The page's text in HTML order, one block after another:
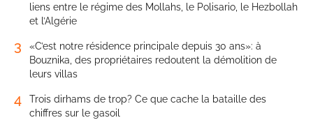
liens entre le régime des Mollahs, le Polisario, le Hezbollah
et l’Algérie
3
«C’est notre résidence principale depuis 30 ans»: à
Bouznika, des propriétaires redoutent la démolition de
leurs villas
4
Trois dirhams de trop? Ce que cache la bataille des
chiffres sur le gasoil